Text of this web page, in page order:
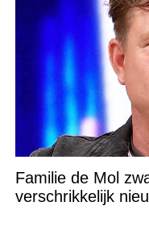
Familie de Mol
verschrikkelijk